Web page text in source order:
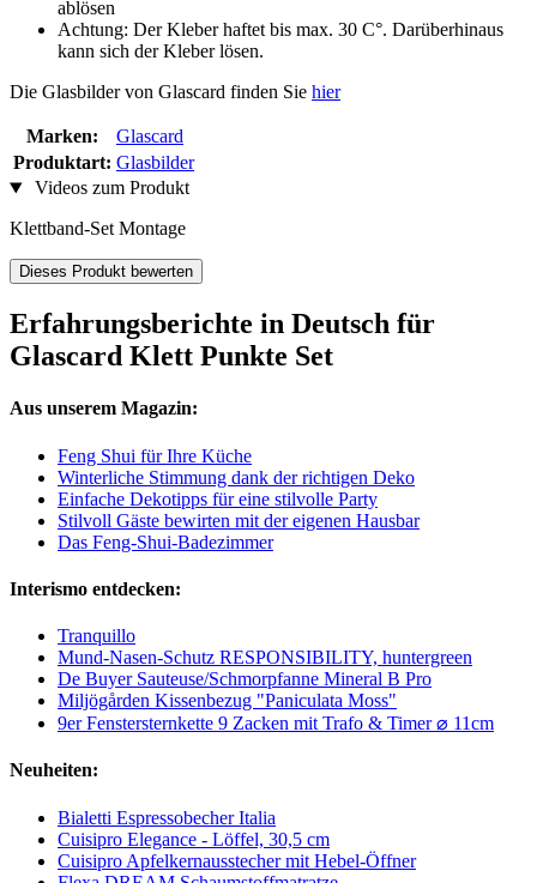
ablösen
Achtung: Der Kleber haftet bis max. 30 C°. Darüberhinaus
kann sich der Kleber lösen.
Die Glasbilder von Glascard finden Sie hier
Marken:
Glascard
Produktart: Glasbilder
Videos zum Produkt
Klettband-Set Montage
Dieses Produkt bewerten
Erfahrungsberichte in Deutsch für
Glascard Klett Punkte Set
Aus unserem Magazin:
Feng Shui für Ihre Küche
Winterliche Stimmung dank der richtigen Deko
Einfache Dekotipps für eine stilvolle Party
Stilvoll Gäste bewirten mit der eigenen Hausbar
Das Feng-Shui-Badezimmer
Interismo entdecken:
Tranquillo
Mund-Nasen-Schutz RESPONSIBILITY, huntergreen
De Buyer Sauteuse/Schmorpfanne Mineral B Pro
Miljögården Kissenbezug "Paniculata Moss"
9er Fenstersternkette 9 Zacken mit Trafo & Timer ⌀ 11cm
Neuheiten:
Bialetti Espressobecher Italia
Cuisipro Elegance - Löffel, 30,5 cm
Cuisipro Apfelkernausstecher mit Hebel-Öffner